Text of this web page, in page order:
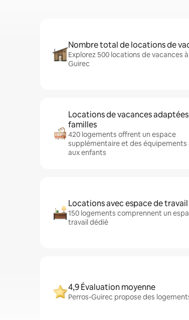
Nombre total de locations de
Explorez 500 locations de vacances
Guirec
Locations de vacances
familles
420 logements offrent un espace
supplémentaire et des équipements
aux enfants
Locations avec espace de
150 logements comprennent un
travail dédié
4,9 Évaluation moyenne
Perros-Guirec propose des